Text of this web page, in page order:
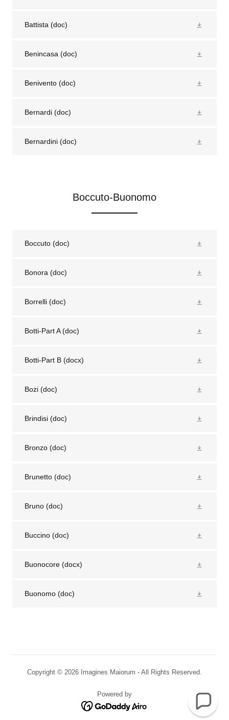
Battista (doc)
Benincasa (doc)
Benivento (doc)
Bernardi (doc)
Bernardini (doc)
Boccuto-Buonomo
Boccuto (doc)
Bonora (doc)
Borrelli (doc)
Botti-Part A(doc)
Botti-Part B (docx)
Bozi (doc)
Brindisi (doc)
Bronzo (doc)
Brunetto (doc)
Bruno (doc)
Buccino (doc)
Buonocore (docx)
Buonomo (doc)
Copyright © 2026 Imagines Maiorum - All Rights Reserved.
Powered by